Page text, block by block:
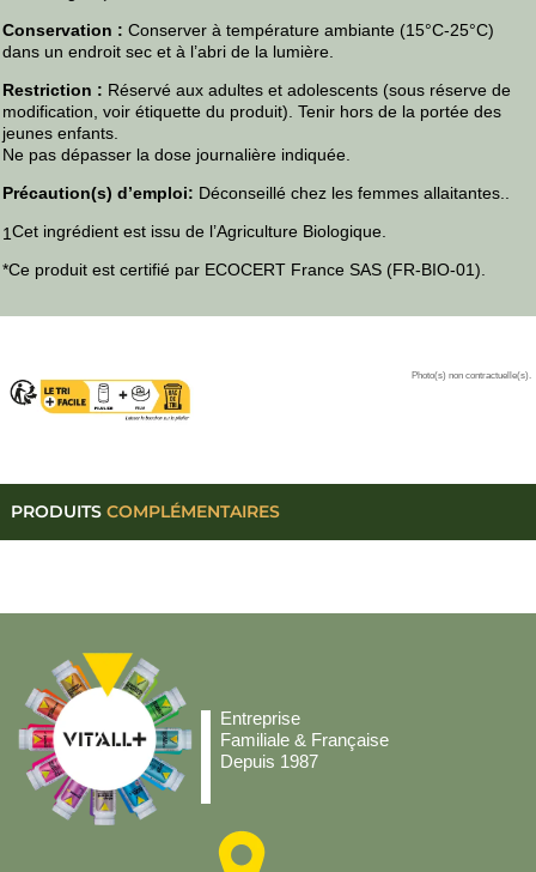
Conservation : Conserver à température ambiante (15°C-25°C)
dans un endroit sec et à l’abri de la lumière.
Restriction : Réservé aux adultes et adolescents (sous réserve de
modification, voir étiquette du produit). Tenir hors de la portée des
jeunes enfants.
Ne pas dépasser la dose journalière indiquée.
Précaution(s) d’emploi: Déconseillé chez les femmes allaitantes..
1Cet ingrédient est issu de l’Agriculture Biologique.
*Ce produit est certifié par ECOCERT France SAS (FR-BIO-01).
Photo(s) non contractuelle(s).
PRODUITS COMPLÉMENTAIRES
Entreprise
Familiale & Française
Depuis 1987